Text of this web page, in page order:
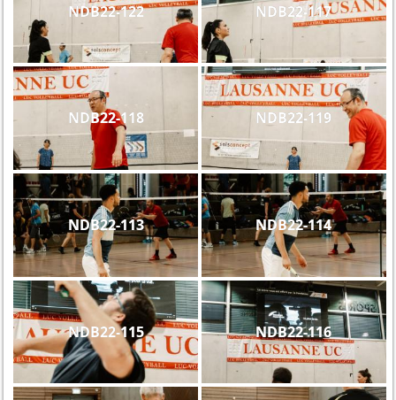
NDB22-122 NDB22-117
NDB22-118 NDB22-119
NDB22-113 NDB22-114
NDB22-115 NDB22-116